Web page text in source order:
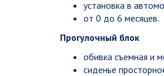
установка в
от 0 до 6 месяцев.
Прогулочный блок
обивка съемная и
cиденье